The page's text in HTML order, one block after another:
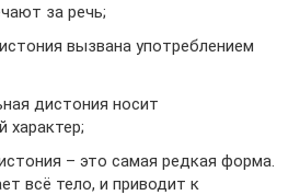
за речь;
вызвана употреблением
дистония носит
характер;
– это самая редкая форма.
всё тело, и приводит к